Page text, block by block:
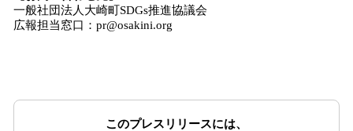
一般社団法人大崎町SDGs推進協議会
広報担当窓口：pr@osakini.org
このプレスリリースには、